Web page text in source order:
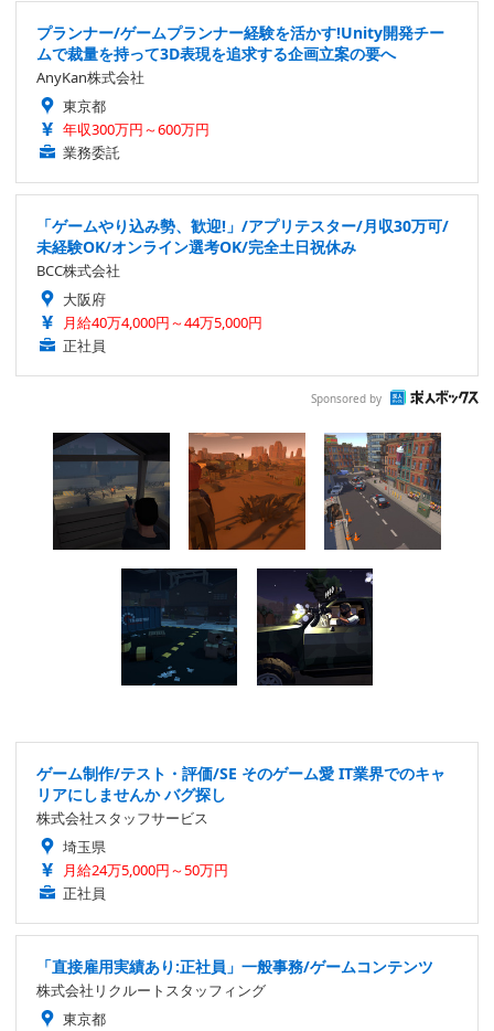
プランナー/ゲームプランナー経験を活かす!Unity開発チー
ムで裁量を持って3D表現を追求する企画立案の要へ
AnyKan株式会社
東京都
年収300万円～600万円
業務委託
「ゲームやり込み勢、歓迎!」/アプリテスター/月収30万可/
未経験OK/オンライン選考OK/完全土日祝休み
BCC株式会社
大阪府
月給40万4,000円～44万5,000円
正社員
Sponsored by
ゲーム制作/テスト・評価/SE そのゲーム愛 IT業界でのキャ
リアにしませんか バグ探し
株式会社スタッフサービス
埼玉県
月給24万5,000円～50万円
正社員
「直接雇用実績あり:正社員」一般事務/ゲームコンテンツ
株式会社リクルートスタッフィング
東京都